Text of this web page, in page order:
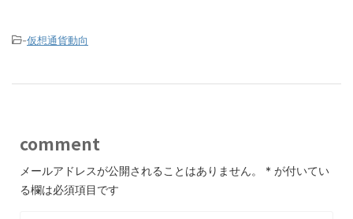
-仮想通貨動向
comment
メールアドレスが公開されることはありません。 * が付いてい
る欄は必須項目です